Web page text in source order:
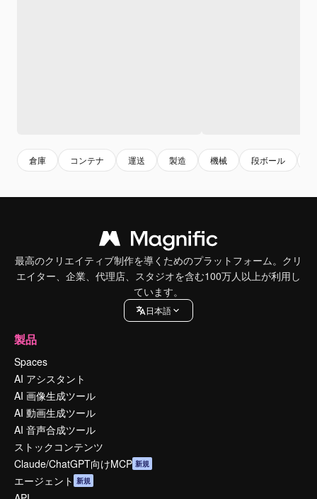
倉庫 コンテナ 運送 製造 機械 段ボール
最高のクリエイティブ制作を導くためのプラットフォーム。クリ
エイター、企業、代理店、スタジオを含む100万人以上が利用し
ています。
日本語
製品
Spaces
AI アシスタント
AI 画像生成ツール
AI 動画生成ツール
AI 音声合成ツール
ストックコンテンツ
Claude/ChatGPT向けMCP 新規
エージェント 新規